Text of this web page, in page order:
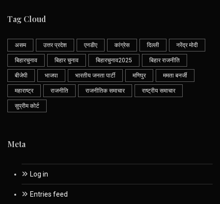
Tag Cloud
असम उत्तर प्रदेश एनडीए कांग्रेस दिल्ली नरेंद्र मोदी
बिहारचुनाव बिहार चुनाव बिहारचुनाव2025 बिहार राजनीति
बीजेपी भाजपा भारतीय जनता पार्टी मणिपुर ममता बनर्जी
महाराष्ट्र राजनीति राजनीतिक समाचार राष्ट्रीय समाचार
सुप्रीम कोर्ट
Meta
Log in
Entries feed